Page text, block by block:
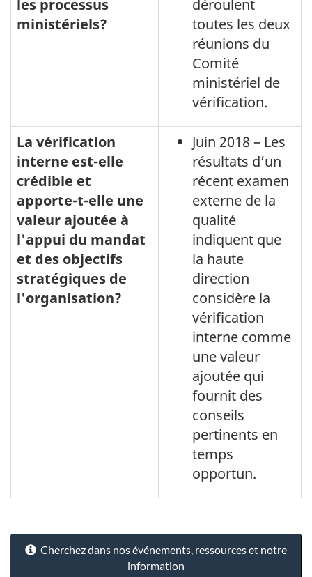
les processus
ministériels?
déroulent
toutes les deux
réunions du
Comité
ministériel de
vérification.
La vérification
interne est-elle
crédible et
apporte-t-elle une
valeur ajoutée à
l'appui du mandat
et des objectifs
stratégiques de
l'organisation?
Juin 2018 – Les
résultats d’un
récent examen
externe de la
qualité
indiquent que
la haute
direction
considère la
vérification
interne comme
une valeur
ajoutée qui
fournit des
conseils
pertinents en
temps
opportun.
Cherchez dans nos événements, ressources et notre
information